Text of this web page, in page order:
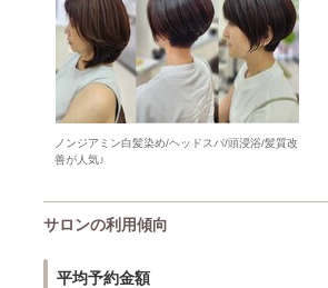
ノンジアミン白髪染め/ヘッドスパ/頭浸浴/髪質改
善が人気♪
サロンの利用傾向
平均予約金額